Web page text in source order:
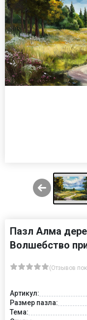
Пазл Алма
Волшебство
(Отзывов
Артикул:
Размер пазла:
Тема: